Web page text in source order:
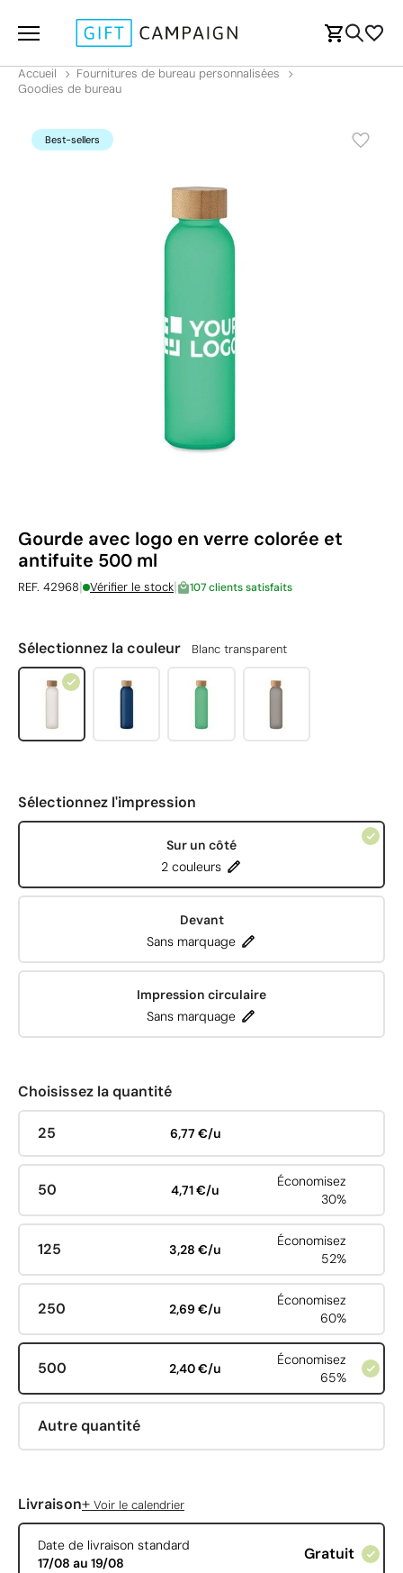
Accueil
Fournitures de bureau personnalisées
Goodies de bureau
Best-sellers
Gourde avec logo en verre colorée et
antifuite 500 ml
REF. 42968| Vérifier le stock| 107 clients satisfaits
Sélectionnez la couleur Blanc transparent
Sélectionnez l'impression
Sur un côté
2 couleurs
Devant
Sans marquage
Impression circulaire
Sans marquage
Choisissez la quantité
25 6,77 €/u
50 4,71 €/u
Économisez
30%
125 3,28 €/u
Économisez
52%
250 2,69 €/u
Économisez
60%
500 2,40 €/u
Économisez
65%
Autre quantité
Livraison+ Voir le calendrier
Date de livraison standard
17/08 au 19/08
Gratuit